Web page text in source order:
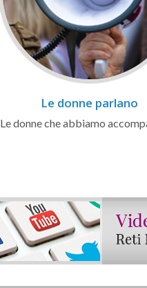
Le donne parlano
Le donne che abbiamo